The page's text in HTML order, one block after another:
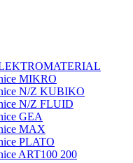
MIKRO
N/Z KUBIKO
N/Z FLUID
GEA
MAX
PLATO
ART100 200